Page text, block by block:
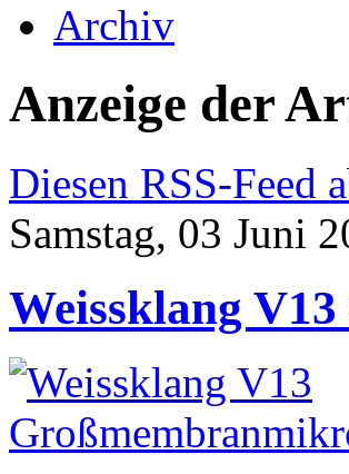
Archiv
Anzeige der
Diesen RSS-Feed
Samstag, 03 Juni
Weissklang